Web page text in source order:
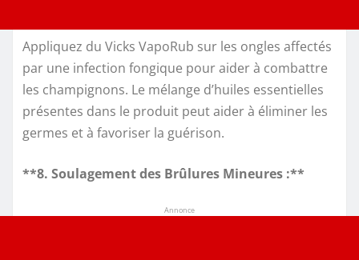
Appliquez du Vicks VapoRub sur les ongles affectés
par une infection fongique pour aider à combattre
les champignons. Le mélange d’huiles essentielles
présentes dans le produit peut aider à éliminer les
germes et à favoriser la guérison.
**8. Soulagement des Brûlures Mineures :**
Annonce